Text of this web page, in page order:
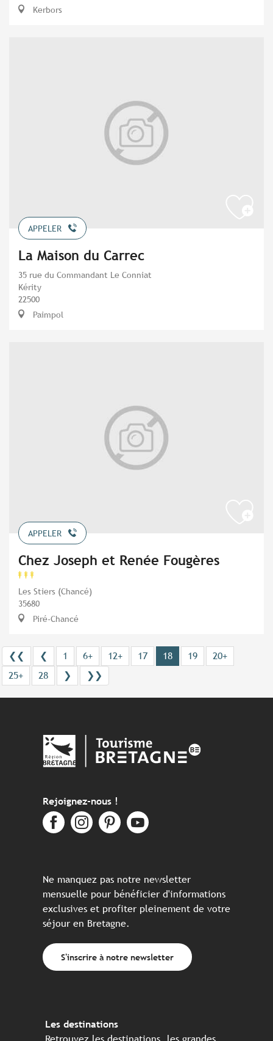
Kerbors
APPELER
La Maison du Carrec
35 rue du Commandant Le Conniat
Kérity
22500
Paimpol
APPELER
Chez Joseph et Renée Fougères
Les Stiers (Chancé)
35680
Piré-Chancé
❮❮ ❮ 1 6+ 12+ 17 18 19
20+
25+
28 ❯ ❯❯
Rejoignez-nous !
Ne manquez pas notre newsletter
mensuelle pour bénéficier d'informations
exclusives et profiter pleinement de votre
séjour en Bretagne.
S'inscrire à notre newsletter
Les destinations